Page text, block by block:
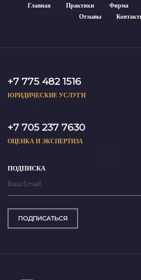
Главная Практики Фирма
Отзывы
+7 775 482 1516
ЮРИДИЧЕСКИЕ УСЛУГИ
+7 705 237 7630
ОЦЕНКА И ЭКСПЕРТИЗА
ПОДПИСКА
ПОДПИСАТЬСЯ